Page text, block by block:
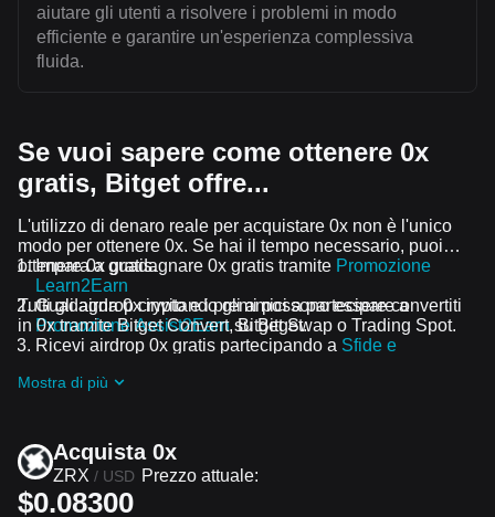
aiutare gli utenti a risolvere i problemi in modo
efficiente e garantire un'esperienza complessiva
fluida.
Se vuoi sapere come ottenere 0x
gratis, Bitget offre...
L'utilizzo di denaro reale per acquistare 0x non è l'unico
modo per ottenere 0x. Se hai il tempo necessario, puoi
ottenere 0x gratis.
Impara a guadagnare 0x gratis tramite Promozione
Learn2Earn
Guadagna 0x invitando gli amici a partecipare a
Promozione Assist2Earnsu Bitget.
Ricevi airdrop 0x gratis partecipando a Sfide e
Tutti gli airdrop crypto e i premi possono essere convertiti
in 0x tramite Bitget Convert, Bitget Swap o Trading Spot.
Mostra di più
Acquista 0x
ZRX / USD Prezzo attuale:
$0.08300